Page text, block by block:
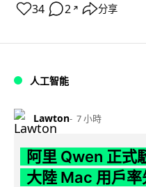
34 2 ↗ 分享
人工智能
Lawton 7 小時
阿里 Qwen 正式
大陸 Mac 用戶率